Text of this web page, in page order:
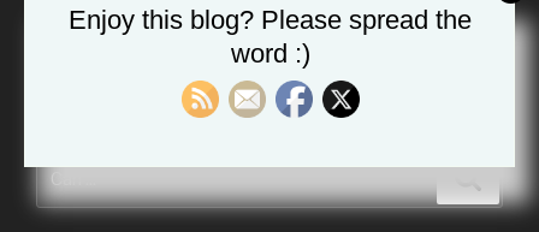
Tambahkan sebagai sumber pilihan di Google
Carian
untuk:
Cari
Enjoy this blog? Please spread the
word :)